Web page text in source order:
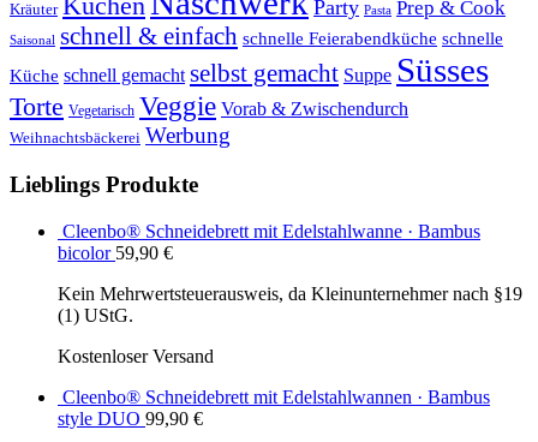
Kräuter Party Pasta Prep & Cook
Saisonal schnell & einfach schnelle Feierabendküche schnelle
Küche schnell gemacht selbst gemacht Suppe Süsses
Torte Vegetarisch Veggie Vorab & Zwischendurch
Weihnachtsbäckerei Werbung
Lieblings Produkte
Cleenbo® Schneidebrett mit Edelstahlwanne · Bambus
bicolor 59,90 €
Kein Mehrwertsteuerausweis, da Kleinunternehmer nach §19
(1) UStG.
Kostenloser Versand
Cleenbo® Schneidebrett mit Edelstahlwannen · Bambus
style DUO 99,90 €